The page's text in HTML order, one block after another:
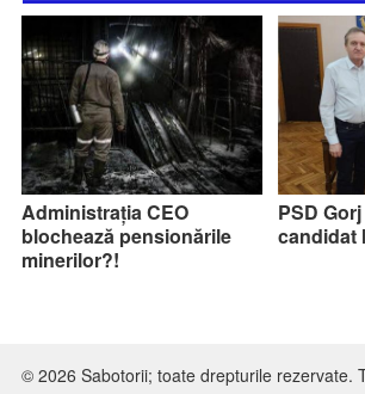
Administrația CEO
blochează pensionările
minerilor?!
PSD
candidat
© 2026 Sabotorii; toate drepturile rezervate.